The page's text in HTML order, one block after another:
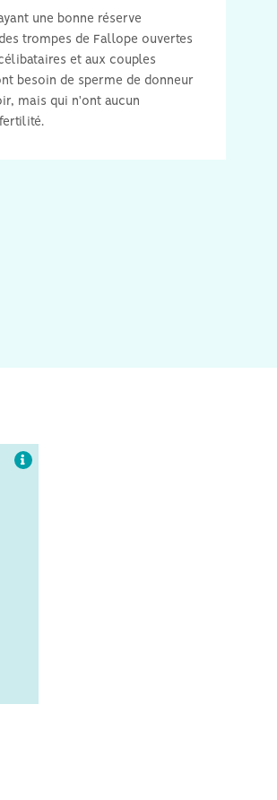
une bonne réserve
trompes de Fallope ouvertes
et aux couples
besoin de sperme de donneur
mais qui n'ont aucun